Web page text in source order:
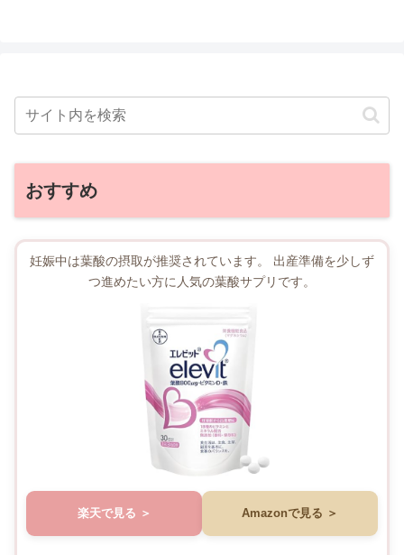
おすすめ
妊娠中は葉酸の摂取が推奨されています。 出産準備を少しず
つ進めたい方に人気の葉酸サプリです。
楽天で見る Amazonで見る